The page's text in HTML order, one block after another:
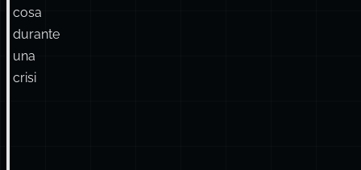
cosa
durante
una
crisi